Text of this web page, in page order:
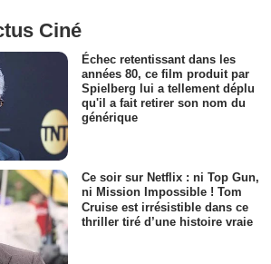
Ciné
Échec retentissant dans les
années 80, ce film produit par
Spielberg lui a tellement déplu
qu'il a fait retirer son nom du
générique
Ce soir sur Netflix : ni Top Gun,
ni Mission Impossible ! Tom
Cruise est irrésistible dans ce
thriller tiré d’une histoire vraie